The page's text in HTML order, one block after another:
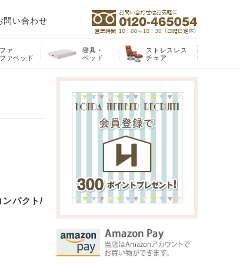
問い合わせ
ァ
ァベッド
寝具・
ベッド
ストレスレス
チェア
パクト/